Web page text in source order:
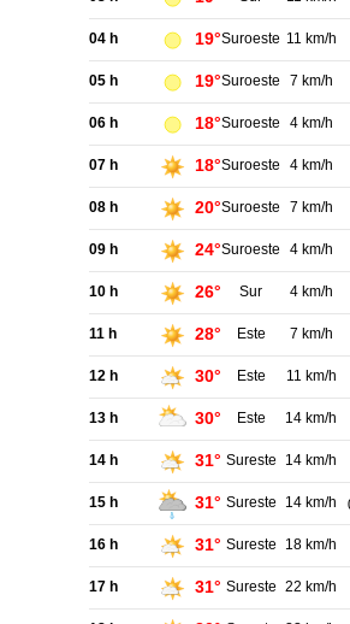
04 h 19°Suroeste 11 km/h
05 h 19°Suroeste 7 km/h
06 h 18°Suroeste 4 km/h
07 h 18°Suroeste 4 km/h
08 h 20°Suroeste 7 km/h
09 h 24°Suroeste 4 km/h
10 h 26° Sur 4 km/h
11 h 28° Este 7 km/h
12 h 30° Este 11 km/h
13 h 30° Este 14 km/h
14 h 31° Sureste 14 km/h
15 h 31° Sureste 14 km/h
16 h 31° Sureste 18 km/h
17 h 31° Sureste 22 km/h